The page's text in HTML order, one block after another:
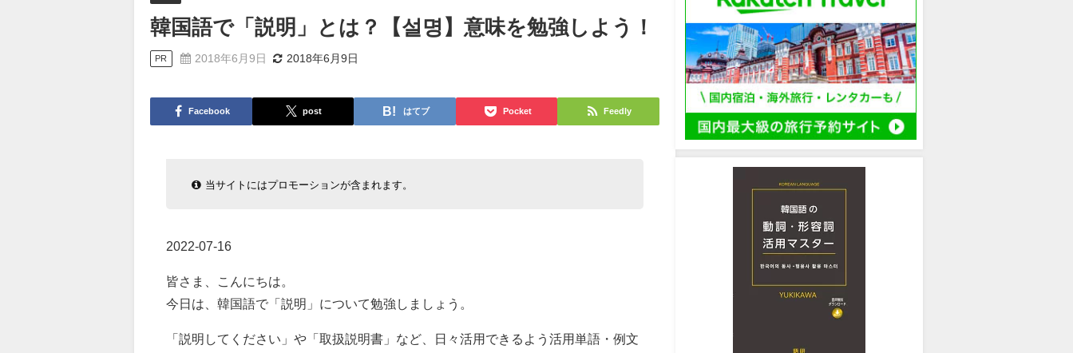
韓国語で「説明」とは？【설명】意味を勉強しよう！
PR 2018年6月9日 2018年6月9日
Facebook post はてブ Pocket Feedly
当サイトにはプロモーションが含まれます。
2022-07-16
皆さま、こんにちは。
今日は、韓国語で「説明」について勉強しましょう。
「説明してください」や「取扱説明書」など、日々活用できるよう活用単語・例文